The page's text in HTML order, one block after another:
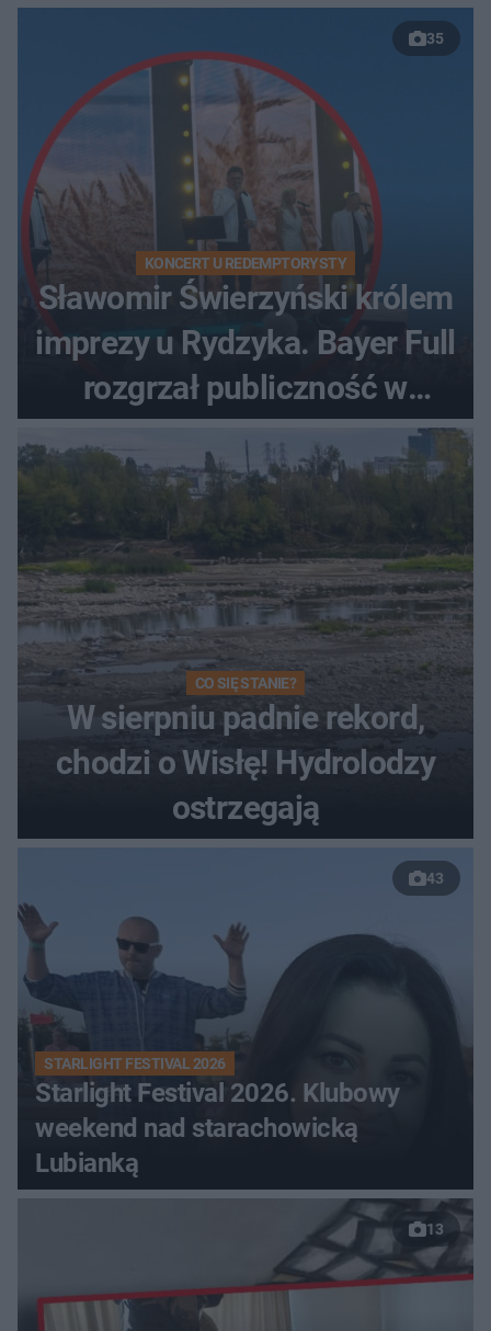
35
KONCERT U REDEMPTORYSTY
Sławomir Świerzyński królem
imprezy u Rydzyka. Bayer Full
rozgrzał publiczność w
Toruniu
CO SIĘ STANIE?
W sierpniu padnie rekord,
chodzi o Wisłę! Hydrolodzy
ostrzegają
43
STARLIGHT FESTIVAL 2026
Starlight Festival 2026. Klubowy
weekend nad starachowicką
Lubianką
13